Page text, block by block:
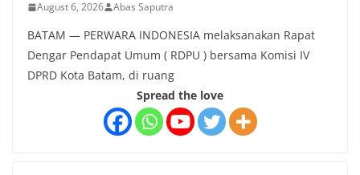
August 6, 2026 Abas Saputra
BATAM — PERWARA INDONESIA melaksanakan Rapat
Dengar Pendapat Umum ( RDPU ) bersama Komisi IV
DPRD Kota Batam, di ruang
Spread the love